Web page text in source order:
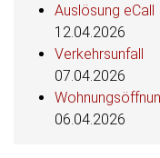
Auslösung eCall
12.04.2026
Verkehrsunfall
07.04.2026
06.04.2026